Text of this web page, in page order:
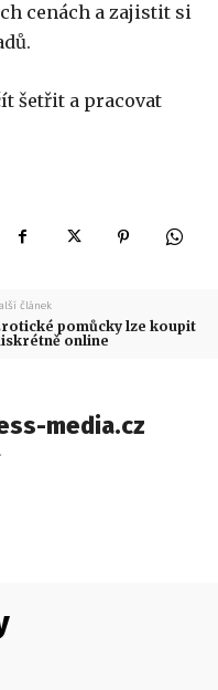
cenách a zajistit si
šetřit a pracovat
článek
pomůcky lze koupit
online
media.cz